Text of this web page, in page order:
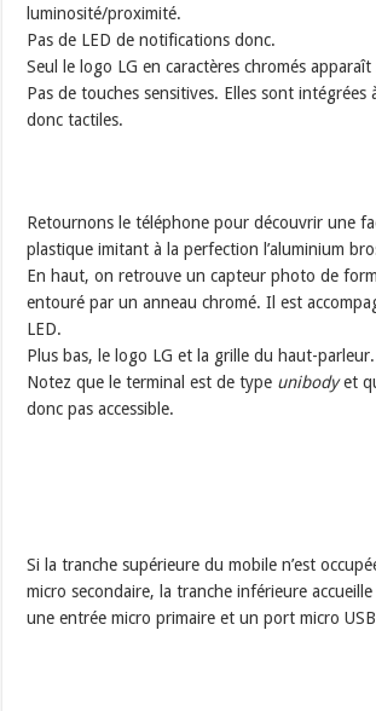
luminosité/proximité.
Pas de LED de notifications donc.
Seul le logo LG en caractères chromés apparaît
Pas de touches sensitives. Elles sont intégrées
donc tactiles.
Retournons le téléphone pour découvrir une
plastique imitant à la perfection l’aluminium
En haut, on retrouve un capteur photo de
entouré par un anneau chromé. Il est
LED.
Plus bas, le logo LG et la grille du haut-parleur.
Notez que le terminal est de type unibodyet
donc pas accessible.
Si la tranche supérieure du mobile n’est
micro secondaire, la tranche inférieure
une entrée micro primaire et un port micro